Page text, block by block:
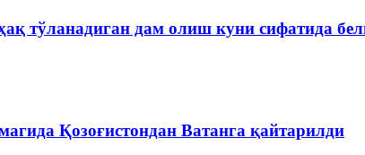
тўланадиган дам олиш куни сифатида
Қозоғистондан Ватанга қайтарилди